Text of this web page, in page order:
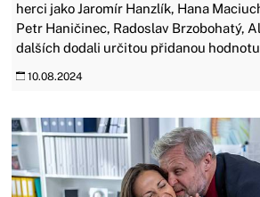
herci jako Jaromír Hanzlík, Hana
Petr Haničinec, Radoslav Brzobohatý,
dalších dodali určitou přidanou
10.08.2024